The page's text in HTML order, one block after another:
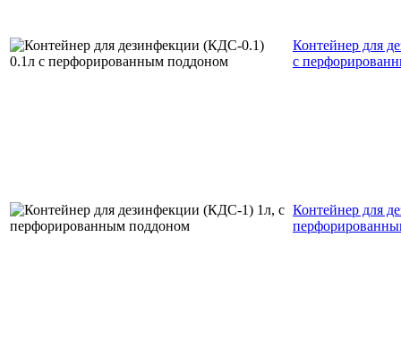
Контейнер для
с
Контейнер для